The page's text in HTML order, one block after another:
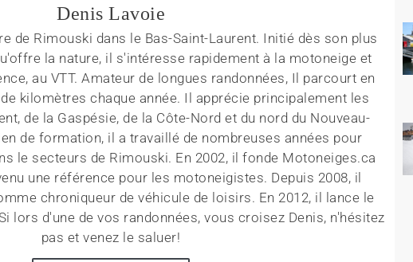
Denis Lavoie
de Rimouski dans le Bas-Saint-Laurent. Initié dès son plus
la nature, il s'intéresse rapidement à la motoneige et
au VTT. Amateur de longues randonnées, Il parcourt en
kilomètres chaque année. Il apprécie principalement les
de la Gaspésie, de la Côte-Nord et du nord du Nouveau-
de formation, il a travaillé de nombreuses années pour
le secteurs de Rimouski. En 2002, il fonde Motoneiges.ca
une référence pour les motoneigistes. Depuis 2008, il
chroniqueur de véhicule de loisirs. En 2012, il lance le
lors d'une de vos randonnées, vous croisez Denis, n'hésitez
pas et venez le saluer!